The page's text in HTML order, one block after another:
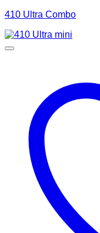
410 Ultra Combo